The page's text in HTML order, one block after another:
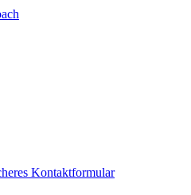
Kontaktformular